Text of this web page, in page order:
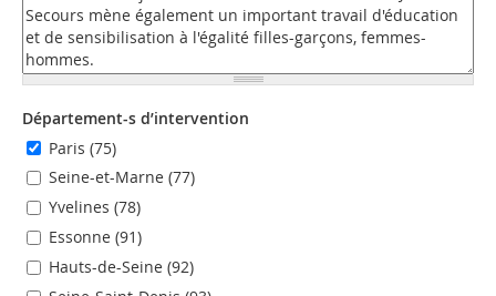
Département-s d’intervention
Paris (75)
Seine-et-Marne (77)
Yvelines (78)
Essonne (91)
Hauts-de-Seine (92)